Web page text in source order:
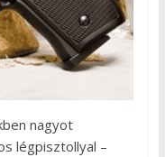
nagyot
légpisztollyal –